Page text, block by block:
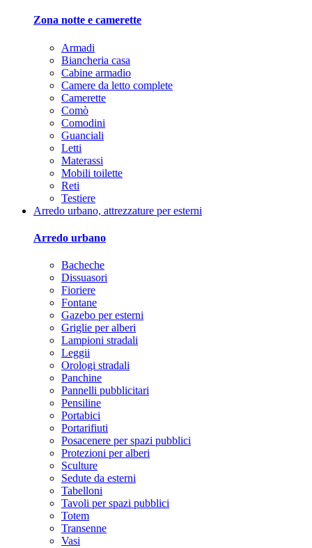
Zona notte e camerette
Armadi
Biancheria casa
Cabine armadio
Camere da letto complete
Camerette
Comò
Comodini
Guanciali
Letti
Materassi
Mobili toilette
Reti
Testiere
Arredo urbano, attrezzature per esterni
Arredo urbano
Bacheche
Dissuasori
Fioriere
Fontane
Gazebo per esterni
Griglie per alberi
Lampioni stradali
Leggii
Orologi stradali
Panchine
Pannelli pubblicitari
Pensiline
Portabici
Portarifiuti
Posacenere per spazi pubblici
Protezioni per alberi
Sculture
Sedute da esterni
Tabelloni
Tavoli per spazi pubblici
Totem
Transenne
Vasi